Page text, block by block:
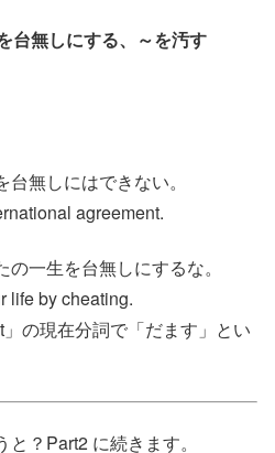
台無しにする、～を汚す
無しにはできない。
agreement.
一生を台無しにするな。
life by cheating.
の現在分詞で「だます」とい
と？Part2 に続きます。